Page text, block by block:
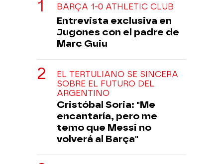
BARÇA 1-0 ATHLETIC CLUB
Entrevista exclusiva en
Jugones con el padre de
Marc Guiu
EL TERTULIANO SE SINCERA
SOBRE EL FUTURO DEL
ARGENTINO
Cristóbal Soria: "Me
encantaría, pero me
temo que Messi no
volverá al Barça"